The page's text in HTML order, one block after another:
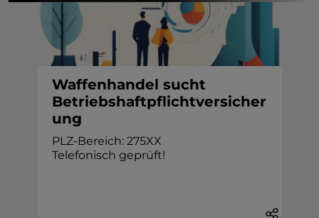
Waffenhandel sucht
Betriebshaftpflichtversicher
ung
PLZ-Bereich: 275XX
Telefonisch geprüft!